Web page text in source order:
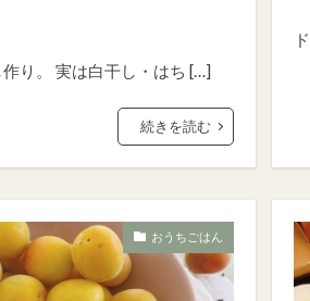
り。 実は白干し・はち […]
続きを読む
おうちごはん